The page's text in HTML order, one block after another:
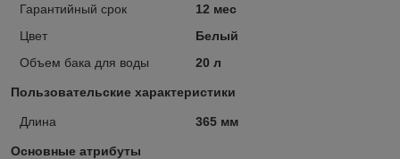
Гарантийный срок
12 мес
Цвет
Белый
Объем бака для воды
20 л
Пользовательские характеристики
Длина 365 мм
Основные атрибуты